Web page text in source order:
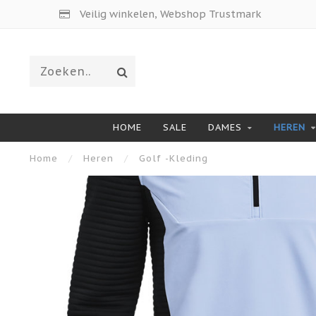
Veilig winkelen, Webshop Trustmark
HOME SALE DAMES HEREN
Home / Heren / Golf -Kleding